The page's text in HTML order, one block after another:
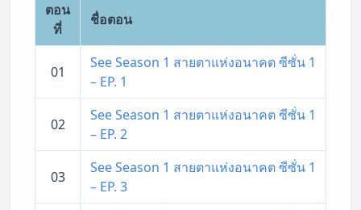
ตอน
ที่
ชื่อตอน
01
See Season 1 สายตาแห่งอนาคต ซีซั่น 1
– EP. 1
02
See Season 1 สายตาแห่งอนาคต ซีซั่น 1
– EP. 2
03
See Season 1 สายตาแห่งอนาคต ซีซั่น 1
– EP. 3